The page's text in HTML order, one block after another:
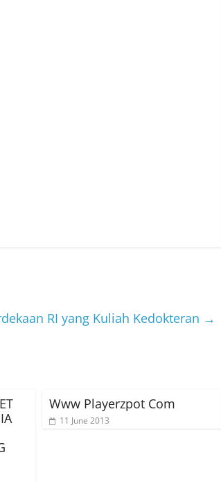
RI yang Kuliah Kedokteran →
Www Playerzpot Com
11 June 2013